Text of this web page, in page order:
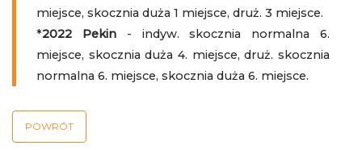
miejsce, skocznia duża 1 miejsce, druż. 3 miejsce.
*2022 Pekin- indyw. skocznia normalna 6.
miejsce, skocznia duża 4. miejsce, druż. skocznia
normalna 6. miejsce, skocznia duża 6. miejsce.
POWRÓT